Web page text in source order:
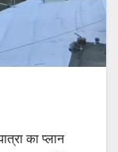
का प्लान